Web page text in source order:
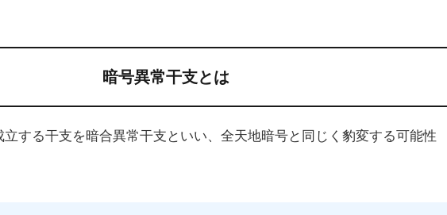
暗号異常干支とは
する干支を暗合異常干支といい、全天地暗号と同じく豹変する可能性